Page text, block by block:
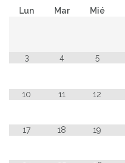
Lun Mar Mié
3 4 5
10 11 12
17 18 19